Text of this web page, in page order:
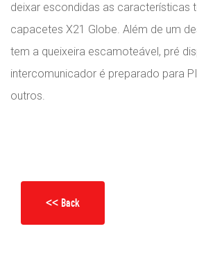
deixar escondidas as características
capacetes X21 Globe. Além de um
tem a queixeira escamoteável, pré
intercomunicador é preparado para
outros.
<< Back